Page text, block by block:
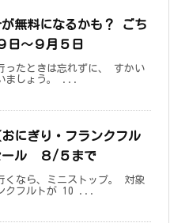
無料になるかも？ ごち
日～９月５日
ったときは忘れずに、 すかい
ましょう。 ...
にぎり・フランクフル
ール ８/５まで
くなら、ミニストップ。 対象
クフルトが 10 ...